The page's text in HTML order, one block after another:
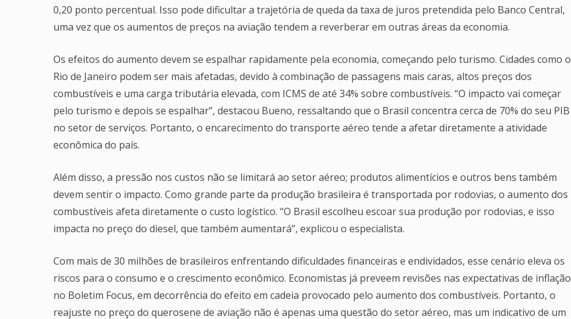
0,20 ponto percentual. Isso pode dificultar a trajetória de queda da taxa de juros pretendida pelo Banco Central,
uma vez que os aumentos de preços na aviação tendem a reverberar em outras áreas da economia.
Os efeitos do aumento devem se espalhar rapidamente pela economia, começando pelo turismo. Cidades como o
Rio de Janeiro podem ser mais afetadas, devido à combinação de passagens mais caras, altos preços dos
combustíveis e uma carga tributária elevada, com ICMS de até 34% sobre combustíveis. “O impacto vai começar
pelo turismo e depois se espalhar”, destacou Bueno, ressaltando que o Brasil concentra cerca de 70% do seu PIB
no setor de serviços. Portanto, o encarecimento do transporte aéreo tende a afetar diretamente a atividade
econômica do país.
Além disso, a pressão nos custos não se limitará ao setor aéreo; produtos alimentícios e outros bens também
devem sentir o impacto. Como grande parte da produção brasileira é transportada por rodovias, o aumento dos
combustíveis afeta diretamente o custo logístico. “O Brasil escolheu escoar sua produção por rodovias, e isso
impacta no preço do diesel, que também aumentará”, explicou o especialista.
Com mais de 30 milhões de brasileiros enfrentando dificuldades financeiras e endividados, esse cenário eleva os
riscos para o consumo e o crescimento econômico. Economistas já preveem revisões nas expectativas de inflação
no Boletim Focus, em decorrência do efeito em cadeia provocado pelo aumento dos combustíveis. Portanto, o
reajuste no preço do querosene de aviação não é apenas uma questão do setor aéreo, mas um indicativo de um